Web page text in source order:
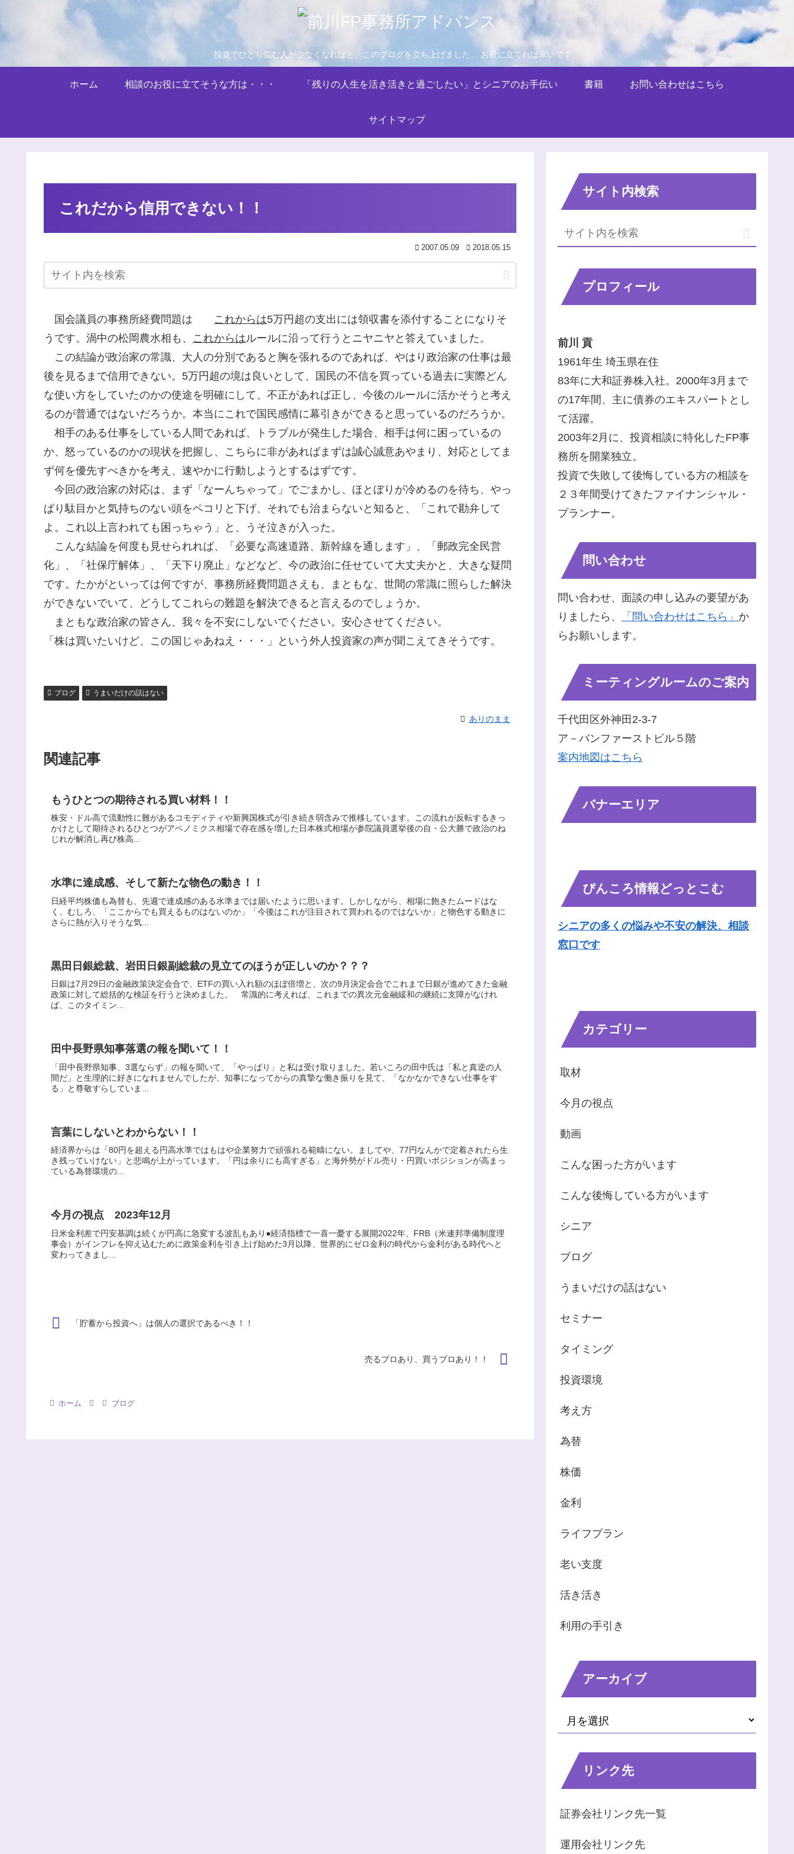
投資でひとり悩む人が少なくなればと、このブログを立ち上げました。 お役に立てれば幸いです。
ホーム 相談のお役に立てそうな方は・・・ 「残りの人生を活き活きと過ごしたい」とシニアのお手伝い 書籍 お問い合わせはこちら
サイトマップ
これだから信用できない！！
2007.05.09 2018.05.15
国会議員の事務所経費問題は これからは5万円超の支出には領収書を添付することになりそ
うです。渦中の松岡農水相も、 これからはルールに沿って行うとニヤニヤと答えていました。
この結論が政治家の常識、大人の分別であると胸を張れるのであれば、やはり政治家の仕事は最
後を見るまで信用できない。5万円超の境は良いとして、国民の不信を買っている過去に実際どん
な使い方をしていたのかの使途を明確にして、不正があれば正し、今後のルールに活かそうと考え
るのが普通ではないだろうか。本当にこれで国民感情に幕引きができると思っているのだろうか。
相手のある仕事をしている人間であれば、トラブルが発生した場合、相手は何に困っているの
か、怒っているのかの現状を把握し、こちらに非があればまずは誠心誠意あやまり、対応としてま
ず何を優先すべきかを考え、速やかに行動しようとするはずです。
今回の政治家の対応は、まず「なーんちゃって」でごまかし、ほとぼりが冷めるのを待ち、やっ
ぱり駄目かと気持ちのない頭をペコリと下げ、それでも治まらないと知ると、「これで勘弁して
よ。これ以上言われても困っちゃう」と、うそ泣きが入った。
こんな結論を何度も見せられれば、「必要な高速道路、新幹線を通します」、「郵政完全民営
化」、「社保庁解体」、「天下り廃止」などなど、今の政治に任せていて大丈夫かと、大きな疑問
です。たかがといっては何ですが、事務所経費問題さえも、まともな、世間の常識に照らした解決
ができないでいて、どうしてこれらの難題を解決できると言えるのでしょうか。
まともな政治家の皆さん、我々を不安にしないでください。安心させてください。
「株は買いたいけど、この国じゃあねえ・・・」という外人投資家の声が聞こえてきそうです。
ブログ うまいだけの話はない
ありのまま
関連記事
もうひとつの期待される買い材料！！
株安・ドル高で流動性に難があるコモディティや新興国株式が引き続き弱含みで推移しています。この流れが反転するきっ
かけとして期待されるひとつがアベノミクス相場で存在感を増した日本株式相場が参院議員選挙後の自・公大勝で政治のね
じれが解消し再び株高...
水準に達成感、そして新たな物色の動き！！
日経平均株価も為替も、先週で達成感のある水準までは届いたように思います。しかしながら、相場に飽きたムードはな
く、むしろ、「ここからでも買えるものはないのか」「今後はこれが注目されて買われるのではないか」と物色する動きに
さらに熱が入りそうな気...
黒田日銀総裁、岩田日銀副総裁の見立てのほうが正しいのか？？？
日銀は7月29日の金融政策決定会合で、ETFの買い入れ額のほぼ倍増と、次の9月決定会合でこれまで日銀が進めてきた金融
政策に対して総括的な検証を行うと決めました。 常識的に考えれば、これまでの異次元金融緩和の継続に支障がなけれ
ば、このタイミン...
田中長野県知事落選の報を聞いて！！
「田中長野県知事、3選ならず」の報を聞いて、「やっぱり」と私は受け取りました。若いころの田中氏は「私と真逆の人
間だ」と生理的に好きになれませんでしたが、知事になってからの真摯な働き振りを見て、「なかなかできない仕事をす
る」と尊敬すらしていま...
言葉にしないとわからない！！
経済界からは「80円を超える円高水準ではもはや企業努力で頑張れる範疇にない。ましてや、77円なんかで定着されたら生
き残っていけない」と悲鳴が上がっています。「円は余りにも高すぎる」と海外勢がドル売り・円買いポジションが高まっ
ている為替環境の...
今月の視点 2023年12月
日米金利差で円安基調は続くが円高に急変する波乱もあり●経済指標で一喜一憂する展開2022年、FRB（米連邦準備制度理
事会）がインフレを抑え込むために政策金利を引き上げ始めた3月以降、世界的にゼロ金利の時代から金利がある時代へと
変わってきまし...
「貯蓄から投資へ」は個人の選択であるべき！！
売るプロあり、買うプロあり！！
ホーム ブログ
サイト内検索
プロフィール
前川 貢
1961年生 埼玉県在住
83年に大和証券株入社。2000年3月まで
の17年間、主に債券のエキスパートとし
て活躍。
2003年2月に、投資相談に特化したFP事
務所を開業独立。
投資で失敗して後悔している方の相談を
２３年間受けてきたファイナンシャル・
プランナー。
問い合わせ
問い合わせ、面談の申し込みの要望があ
りましたら、
「問い合わせはこちら」 か
らお願いします。
ミーティングルームのご案内
千代田区外神田2-3-7
ア－バンファーストビル５階
案内地図はこちら
バナーエリア
ぴんころ情報どっとこむ
シニアの多くの悩みや不安の解決、相談
窓口です
カテゴリー
取材
今月の視点
動画
こんな困った方がいます
こんな後悔している方がいます
シニア
ブログ
うまいだけの話はない
セミナー
タイミング
投資環境
考え方
為替
株価
金利
ライフプラン
老い支度
活き活き
利用の手引き
アーカイブ
リンク先
証券会社リンク先一覧
運用会社リンク先